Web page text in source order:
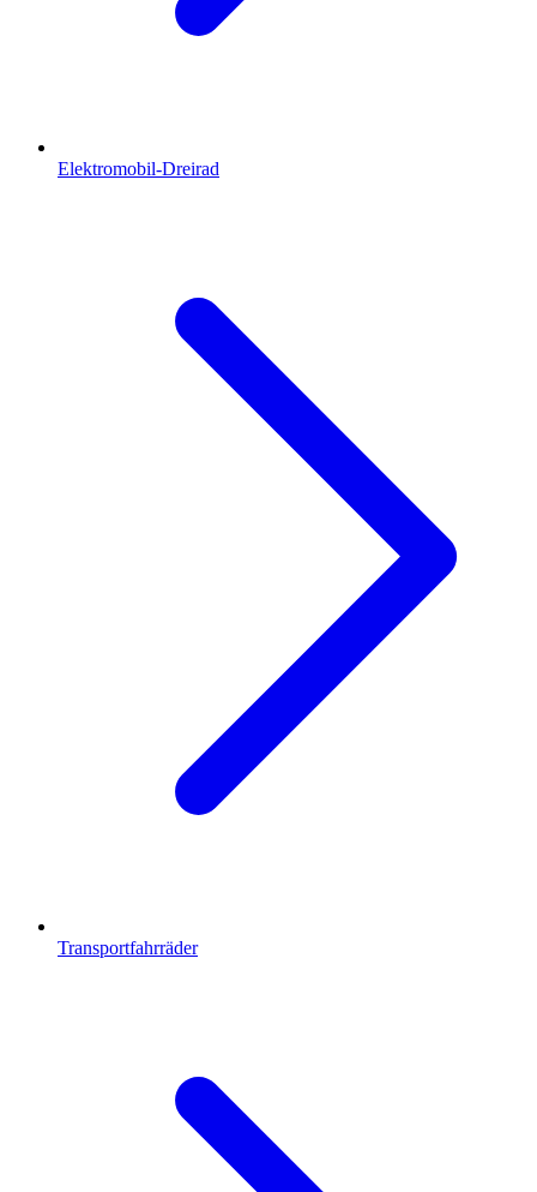
Elektromobil-Dreirad
Transportfahrräder